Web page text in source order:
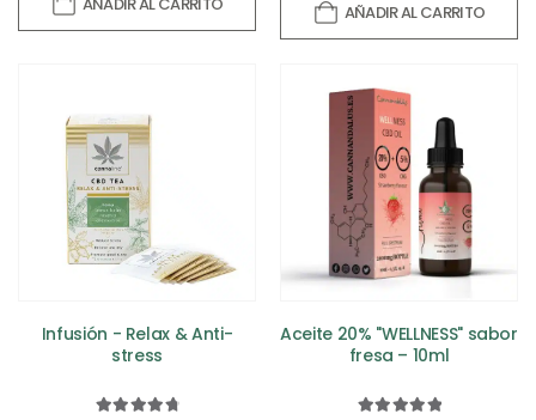
AÑADIR AL CARRITO
Infusión - Relax & Anti-
stress
Aceite 20% "WELLNESS" sabor
fresa – 10ml